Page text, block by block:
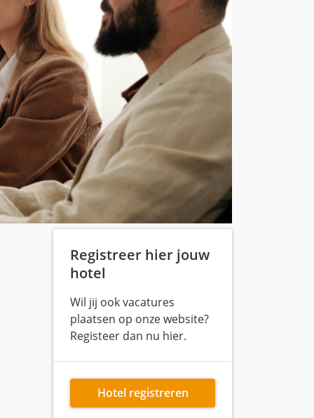
Registreer hier jouw
hotel
Wil jij ook vacatures
plaatsen op onze website?
Registeer dan nu hier.
Hotel registreren